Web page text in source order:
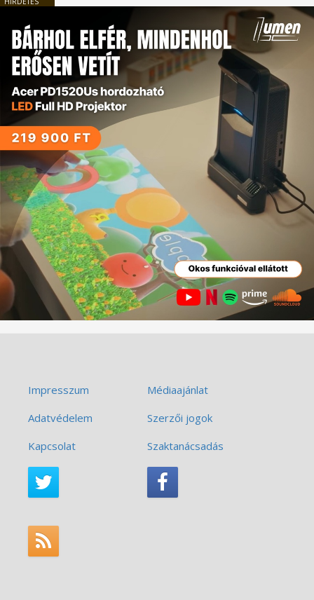
Impresszum
Médiaajánlat
Adatvédelem
Szerzői jogok
Kapcsolat
Szaktanácsadás